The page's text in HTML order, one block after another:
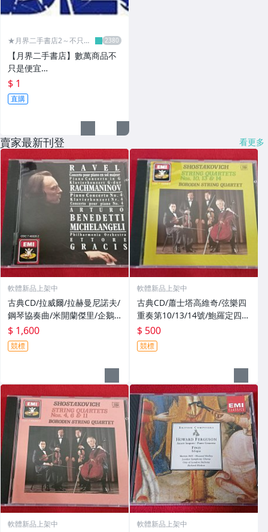
★月界二手書店2～不只是
【月界二手書店】數萬商品不
只是便宜…
$ 1
直購
賣家最新刊登 看更多
軟體新品上架中
古典CD/拉威爾/拉赫曼尼諾夫/
鋼琴協奏曲/米開蘭傑里/企鵝
三星帶花/EMI西德sonopress
版無ifpi
$ 1,600
競標
軟體新品上架中
古典CD/蕭士塔高維奇/弦樂四
重奏第10/13/14號/鮑羅定四重
奏/EMI英國Nimbus版無ifpi
$ 500
競標
軟體新品上架中 軟體新品上架中